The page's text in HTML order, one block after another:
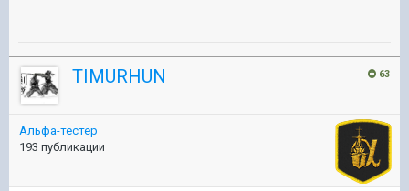
63
TIMURHUN
Альфа-тестер
193 публикации